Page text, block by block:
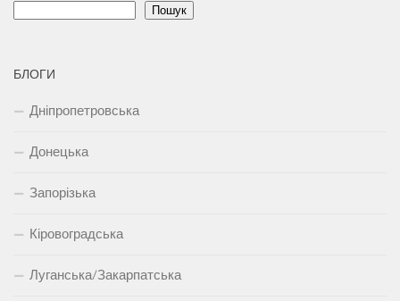
Пошук
БЛОГИ
Дніпропетровська
Донецька
Запорізька
Кіровоградська
Луганська/Закарпатська